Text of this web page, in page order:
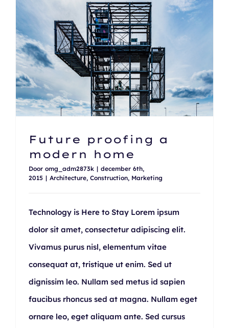
Contact
Future proofing a
modern home
Door omg_adm2873k | december 6th,
2015 | Architecture, Construction, Marketing
Technology is Here to Stay Lorem ipsum
dolor sit amet, consectetur adipiscing elit.
Vivamus purus nisl, elementum vitae
consequat at, tristique ut enim. Sed ut
dignissim leo. Nullam sed metus id sapien
faucibus rhoncus sed at magna. Nullam eget
ornare leo, eget aliquam ante. Sed cursus